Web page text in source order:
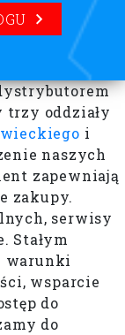
trzy oddziały
i
naszych
zapewniają
zakupy.
serwisy
Stałym
warunki
wsparcie
do
do